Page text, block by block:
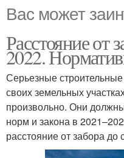
Вас может
Расстояние от
2022.
Серьезные
своих земельных
произвольно. Они
норм и закона в
расстояние от забора до